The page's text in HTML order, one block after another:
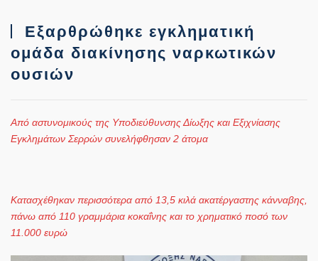
Εξαρθρώθηκε εγκληματική
ομάδα διακίνησης ναρκωτικών
ουσιών
Από αστυνομικούς της Υποδιεύθυνσης Δίωξης και Εξιχνίασης
Εγκλημάτων Σερρών συνελήφθησαν 2 άτομα
Κατασχέθηκαν περισσότερα από 13,5 κιλά ακατέργαστης κάνναβης,
πάνω από 110 γραμμάρια κοκαΐνης και το χρηματικό ποσό των
11.000 ευρώ